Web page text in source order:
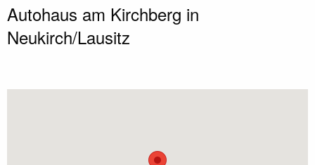
Autohaus am Kirchberg in
Neukirch/Lausitz